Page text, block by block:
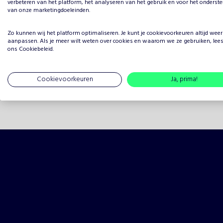
4 sterren
1 ster
verbeteren van het platform, het analyseren van het gebruik en voor het
van onze marketingdoeleinden.
Zo kunnen wij het platform optimaliseren. Je kunt je cookievoorkeuren altijd weer
aanpassen. Als je meer wilt weten over cookies en waarom we ze gebruiken,
ons Cookiebeleid.
Cookievoorkeuren Ja, prima!